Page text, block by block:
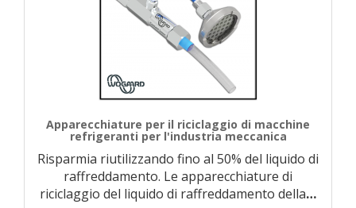
Apparecchiature per il riciclaggio di macchine
refrigeranti per l'industria meccanica
Risparmia riutilizzando fino al 50% del liquido di
raffreddamento. Le apparecchiature di
riciclaggio del liquido di raffreddamento della…